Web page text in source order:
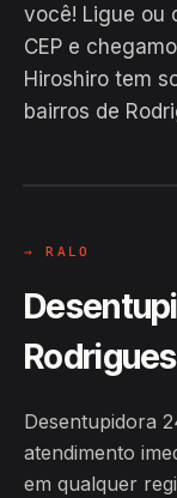
você! Ligue ou
CEP e
Hiroshiro tem
bairros de
EM CAMPO
→ RALO
Desentupidora
atendimento
em qualquer